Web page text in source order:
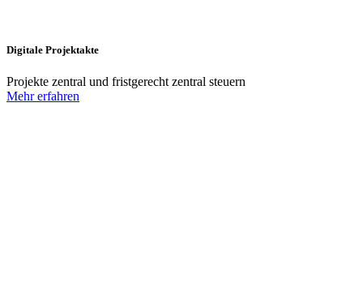
Digitale Projektakte
Projekte zentral und fristgerecht zentral steuern
Mehr erfahren